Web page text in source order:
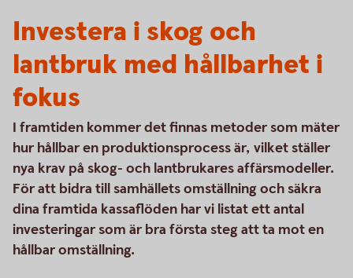
Investera i skog och
lantbruk med hållbarhet i
fokus
I framtiden kommer det finnas metoder som mäter
hur hållbar en produktionsprocess är, vilket ställer
nya krav på skog- och lantbrukares affärsmodeller.
För att bidra till samhällets omställning och säkra
dina framtida kassaflöden har vi listat ett antal
investeringar som är bra första steg att ta mot en
hållbar omställning.